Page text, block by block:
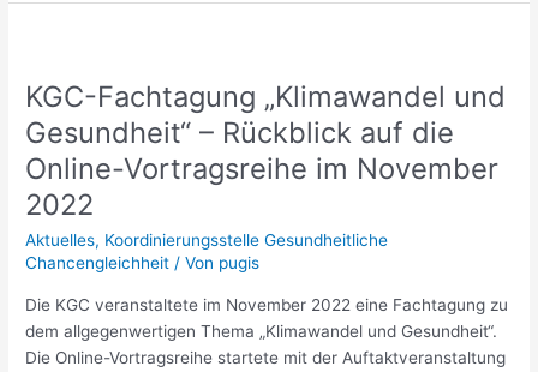
KGC-Fachtagung „Klimawandel und
Gesundheit“ – Rückblick auf die
Online-Vortragsreihe im November
2022
Aktuelles, Koordinierungsstelle Gesundheitliche
Chancengleichheit / Von pugis
Die KGC veranstaltete im November 2022 eine Fachtagung zu
dem allgegenwertigen Thema „Klimawandel und Gesundheit“.
Die Online-Vortragsreihe startete mit der Auftaktveranstaltung
„Klimawandel
und
Gesundheit“
–
Rückblick
die
Vortragsreihe
im
November